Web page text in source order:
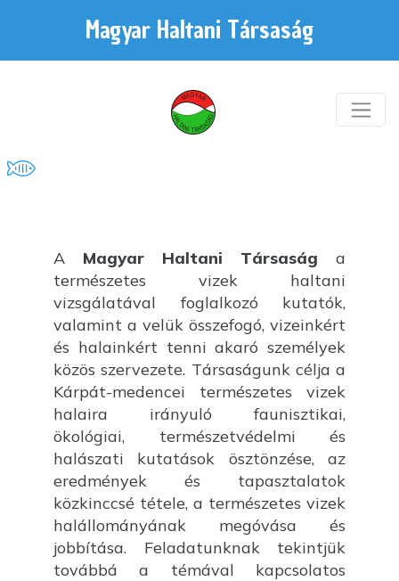
Magyar Haltani Társaság
A Magyar Haltani Társaság a
természetes vizek haltani
vizsgálatával foglalkozó kutatók,
valamint a velük összefogó, vizeinkért
és halainkért tenni akaró személyek
közös szervezete. Társaságunk célja a
Kárpát-medencei természetes vizek
halaira irányuló faunisztikai,
ökológiai, természetvédelmi és
halászati kutatások ösztönzése, az
eredmények és tapasztalatok
közkinccsé tétele, a természetes vizek
halállományának megóvása és
jobbítása. Feladatunknak tekintjük
továbbá a témával kapcsolatos